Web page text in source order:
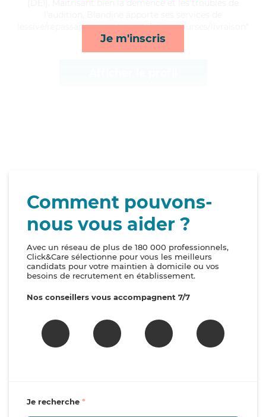
Je m'inscris
lessive/repassage, rappels, mobilité et courses/livraison*
Comment pouvons-
nous vous aider ?
Avec un réseau de plus de 180 000 professionnels,
Click&Care sélectionne pour vous les meilleurs
candidats pour votre maintien à domicile ou vos
besoins de recrutement en établissement.
Nos conseillers vous accompagnent 7/7
Je recherche